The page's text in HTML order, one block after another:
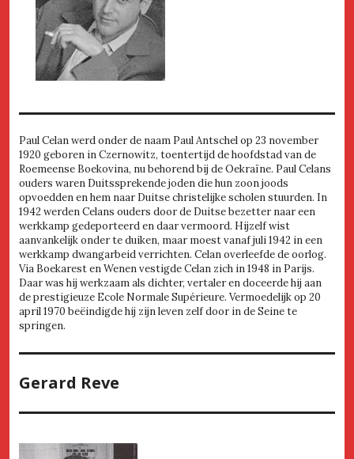
Paul Celan werd onder de naam Paul Antschel op 23 november
1920 geboren in Czernowitz, toentertijd de hoofdstad van de
Roemeense Boekovina, nu behorend bij de Oekraïne. Paul Celans
ouders waren Duitssprekende joden die hun zoon joods
opvoedden en hem naar Duitse christelijke scholen stuurden. In
1942 werden Celans ouders door de Duitse bezetter naar een
werkkamp gedeporteerd en daar vermoord. Hijzelf wist
aanvankelijk onder te duiken, maar moest vanaf juli 1942 in een
werkkamp dwangarbeid verrichten. Celan overleefde de oorlog.
Via Boekarest en Wenen vestigde Celan zich in 1948 in Parijs.
Daar was hij werkzaam als dichter, vertaler en doceerde hij aan
de prestigieuze Ecole Normale Supérieure. Vermoedelijk op 20
april 1970 beëindigde hij zijn leven zelf door in de Seine te
springen.
Gerard Reve